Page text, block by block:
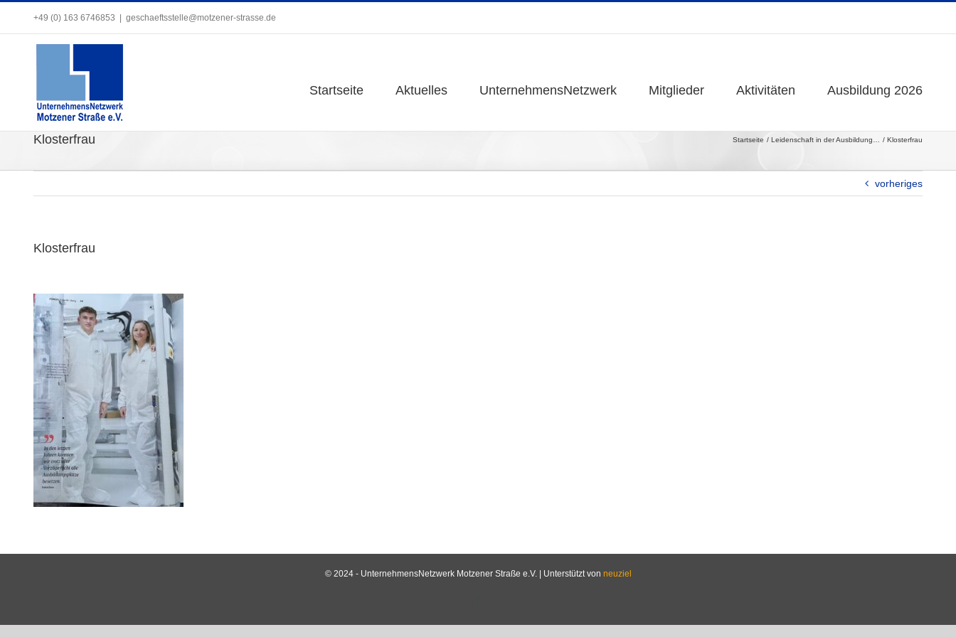
springen
+49 (0) 163 6746853 geschaeftsstelle@motzener-strasse.de
Startseite Aktuelles UnternehmensNetzwerk Mitglieder Aktivitäten Ausbildung 2026
+49 (0) 163 6746853 geschaeftsstelle@motzener-strasse.de
Startseite Aktuelles UnternehmensNetzwerk Mitglieder Aktivitäten Ausbildung 2026
Klosterfrau Startseite Leidenschaft in der Ausbildung… Klosterfrau
vorheriges
Klosterfrau
© 2024 - UnternehmensNetzwerk Motzener Straße e.V. | Unterstützt von neuziel